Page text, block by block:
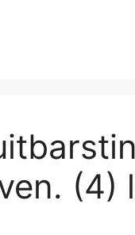
(4)